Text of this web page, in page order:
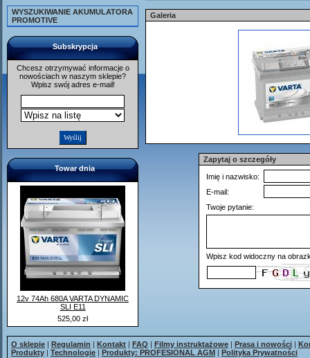
WYSZUKIWANIE AKUMULATORA
PROMOTIVE
Subskrypcja
Chcesz otrzymywać informacje o
nowościach w naszym sklepie?
Wpisz swój adres e-mail!
Towar dnia
12v 74Ah 680A VARTA DYNAMIC
SLI E11
525,00 zł
Galeria
Zapytaj o szczegóły
Imię i nazwisko:
E-mail:
Twoje pytanie:
Wpisz kod widoczny na
O sklepie | Regulamin | Kontakt | FAQ | Filmy instruktażowe | Prasa i nowości |
Produkty | Technologie | Produkty: PROFESIONAL AGM | Polityka Prywatności